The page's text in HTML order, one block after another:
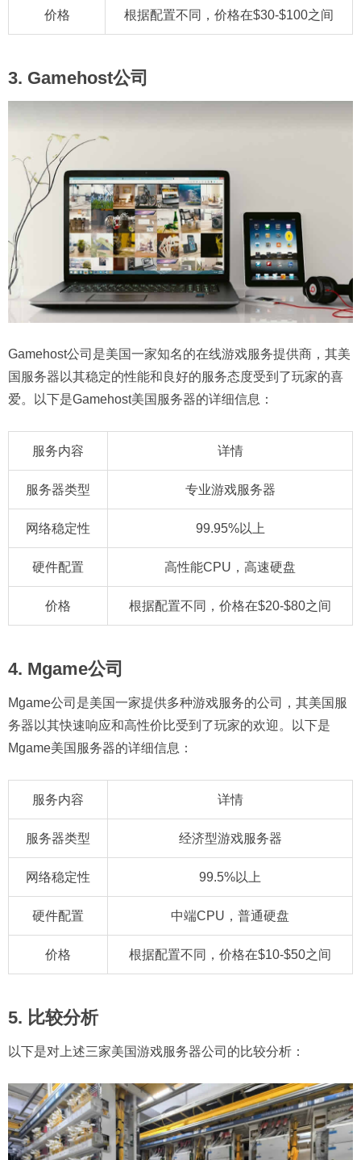
价格 根据配置不同，价格在$30-$100之间
3. Gamehost公司
Gamehost公司是美国一家知名的在线游戏服务提供商，其美
国服务器以其稳定的性能和良好的服务态度受到了玩家的喜
爱。以下是Gamehost美国服务器的详细信息：
服务内容 详情
服务器类型 专业游戏服务器
网络稳定性 99.95%以上
硬件配置 高性能CPU，高速硬盘
价格 根据配置不同，价格在$20-$80之间
4. Mgame公司
Mgame公司是美国一家提供多种游戏服务的公司，其美国服
务器以其快速响应和高性价比受到了玩家的欢迎。以下是
Mgame美国服务器的详细信息：
服务内容 详情
服务器类型 经济型游戏服务器
网络稳定性 99.5%以上
硬件配置 中端CPU，普通硬盘
价格 根据配置不同，价格在$10-$50之间
5. 比较分析
以下是对上述三家美国游戏服务器公司的比较分析：